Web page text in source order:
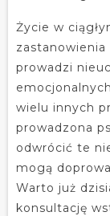
Życie w
prowadzi
wielu innych
prowadzona
odwrócić te
mogą
Warto już
konsultację